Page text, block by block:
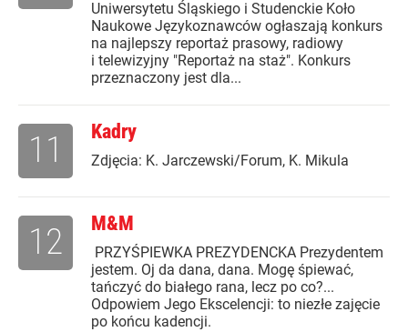
Uniwersytetu Śląskiego i Studenckie Koło
Naukowe Językoznawców ogłaszają konkurs
na najlepszy reportaż prasowy, radiowy
i telewizyjny "Reportaż na staż". Konkurs
przeznaczony jest dla...
Kadry
Zdjęcia: K. Jarczewski/Forum, K. Mikula
11
M&M
PRZYŚPIEWKA PREZYDENCKA Prezydentem
jestem. Oj da dana, dana. Mogę śpiewać,
tańczyć do białego rana, lecz po co?...
Odpowiem Jego Ekscelencji: to niezłe zajęcie
po końcu kadencji.
12